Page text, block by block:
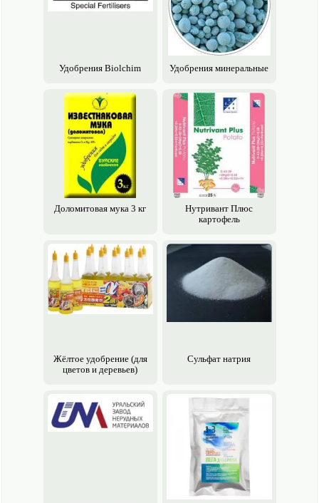
Удобрения Biolchim Удобрения минеральные
Доломитовая мука 3 кг
Нутривант Плюс
картофель
Жёлтое удобрение (для
цветов и деревьев)
Сульфат натрия